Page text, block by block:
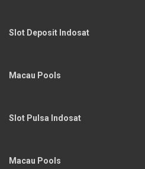
Slot Deposit Indosat
Macau Pools
Slot Pulsa Indosat
Macau Pools